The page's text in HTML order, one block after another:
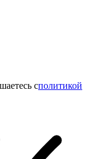
cполитикой